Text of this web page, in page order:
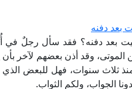
بعد دفنه
بعد دفنه؟ فقد سأل رجلٌ في
الموتى، وقد أذن بعضهم لآخر
منذ ثلاث سنوات، فهل للبعض
الجواب، ولكم الثواب.